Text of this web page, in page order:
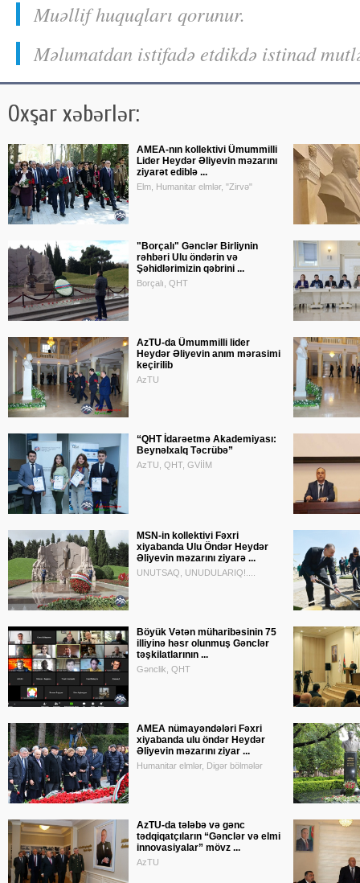
Muəllif huquqları qorunur.
Məlumatdan istifadə etdikdə istinad
Oxşar xəbərlər:
AMEA-nın kollektivi Ümummilli
Lider Heydər Əliyevin məzarını
ziyarət ediblə ...
Elm, Humanitar elmlər, "Zirvə"
"Borçalı" Gənclər Birliynin
rəhbəri Ulu öndərin və
Şəhidlərimizin qəbrini ...
Borçalı, QHT
AzTU-da Ümummilli lider
Heydər Əliyevin anım mərasimi
keçirilib
AzTU
“QHT İdarəetmə Akademiyası:
Beynəlxalq Təcrübə”
AzTU, QHT, GVİİM
MSN-in kollektivi Fəxri
xiyabanda Ulu Öndər Heydər
Əliyevin məzarını ziyarə ...
UNUTSAQ, UNUDULARIQ!....
Böyük Vətən müharibəsinin 75
illiyinə həsr olunmuş Gənclər
təşkilatlarının ...
Gənclik, QHT
AMEA nümayəndələri Fəxri
xiyabanda ulu öndər Heydər
Əliyevin məzarını ziyar ...
Humanitar elmlər, Digər bölmələr
AzTU-da tələbə və gənc
tədqiqatçıların “Gənclər və elmi
innovasiyalar” mövz ...
AzTU